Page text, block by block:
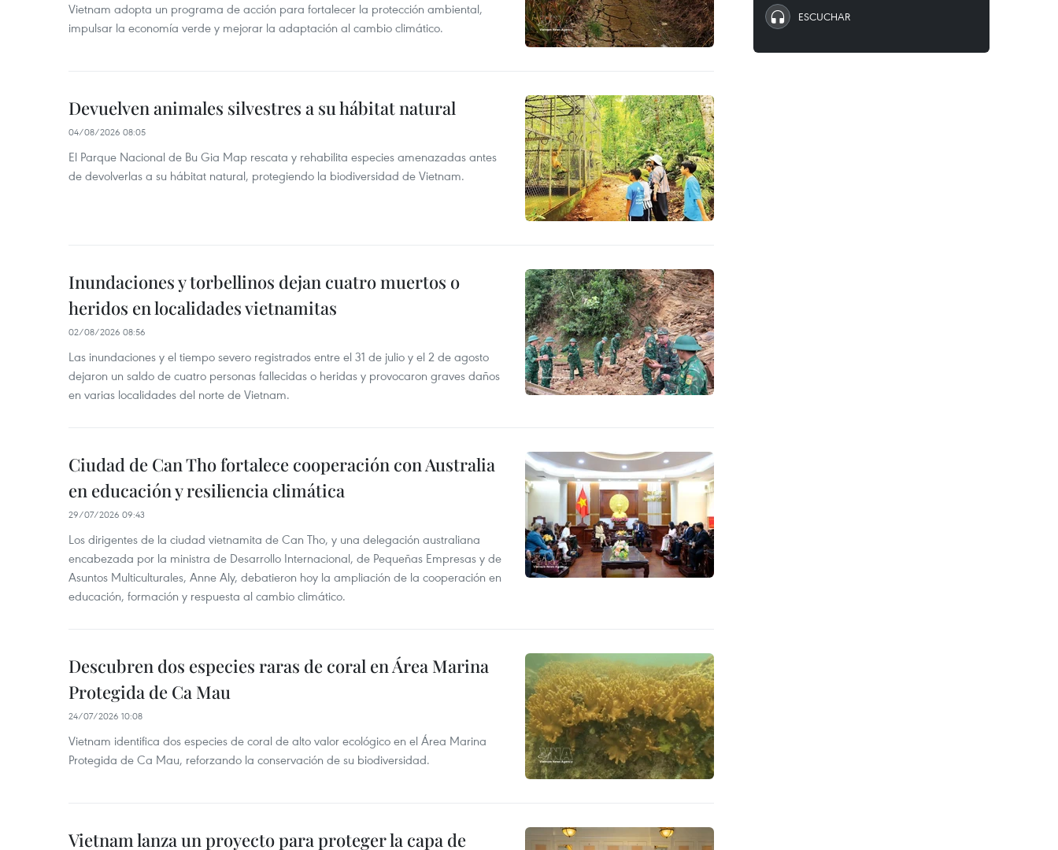
Vietnam adopta un programa de acción para fortalecer la protección ambiental,
impulsar la economía verde y mejorar la adaptación al cambio climático.
Devuelven animales silvestres a su hábitat natural
04/08/2026 08:05
El Parque Nacional de Bu Gia Map rescata y rehabilita especies amenazadas antes
de devolverlas a su hábitat natural, protegiendo la biodiversidad de Vietnam.
Inundaciones y torbellinos dejan cuatro muertos o
heridos en localidades vietnamitas
02/08/2026 08:56
Las inundaciones y el tiempo severo registrados entre el 31 de julio y el 2 de agosto
dejaron un saldo de cuatro personas fallecidas o heridas y provocaron graves daños
en varias localidades del norte de Vietnam.
Ciudad de Can Tho fortalece cooperación con Australia
en educación y resiliencia climática
29/07/2026 09:43
Los dirigentes de la ciudad vietnamita de Can Tho, y una delegación australiana
encabezada por la ministra de Desarrollo Internacional, de Pequeñas Empresas y de
Asuntos Multiculturales, Anne Aly, debatieron hoy la ampliación de la cooperación en
educación, formación y respuesta al cambio climático.
Descubren dos especies raras de coral en Área Marina
Protegida de Ca Mau
24/07/2026 10:08
Vietnam identifica dos especies de coral de alto valor ecológico en el Área Marina
Protegida de Ca Mau, reforzando la conservación de su biodiversidad.
Vietnam lanza un proyecto para proteger la capa de
ESCUCHAR